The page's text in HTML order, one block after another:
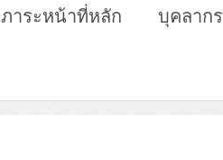
ภาระหน้าที่หลัก บุคลากร